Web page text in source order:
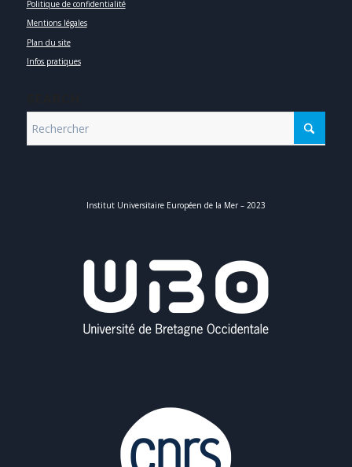
Politique de confidentialité
Mentions légales
Plan du site
Infos pratiques
Institut Universitaire Européen de la Mer – 2023